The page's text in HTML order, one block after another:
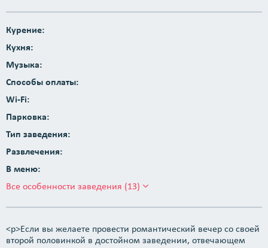
Курение:
Кухня:
Музыка:
Способы оплаты:
Wi-Fi:
Парковка:
Тип заведения:
Развлечения:
В меню:
Все особенности заведения (13)
<p>Если вы желаете провести романтический вечер со своей
второй половинкой в достойном заведении, отвечающем